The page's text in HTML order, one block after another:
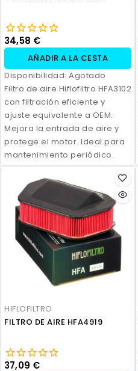
34,58 €
AÑADIR A LA CESTA
Disponibilidad: Agotado
Filtro de aire Hiflofiltro HFA3102
con filtración eficiente y
ajuste equivalente a OEM.
Mejora la entrada de aire y
protege el motor. Ideal para
mantenimiento periódico.
HIFLOFILTRO
FILTRO DE AIRE HFA4919
37,09 €